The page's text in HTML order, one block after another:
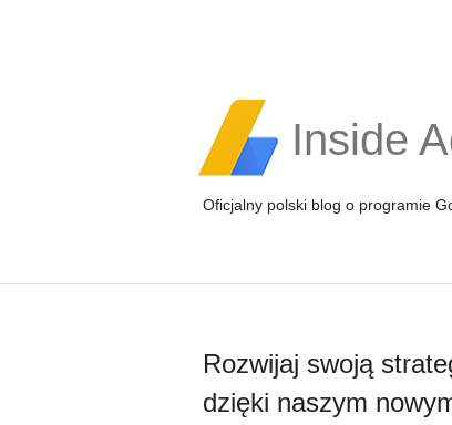
Inside
Oficjalny polski blog o programie
Rozwijaj swoją
dzięki naszym